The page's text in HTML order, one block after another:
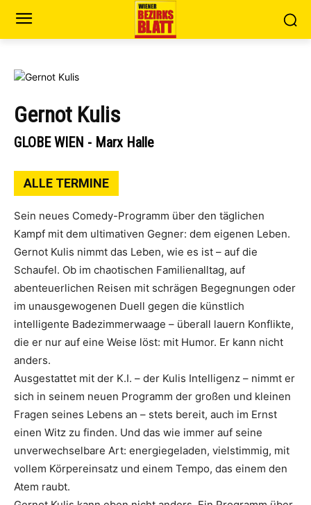
Gernot Kulis
GLOBE WIEN - Marx Halle
ALLE TERMINE
Sein neues Comedy-Programm über den täglichen
Kampf mit dem ultimativen Gegner: dem eigenen Leben.
Gernot Kulis nimmt das Leben, wie es ist – auf die
Schaufel. Ob im chaotischen Familienalltag, auf
abenteuerlichen Reisen mit schrägen Begegnungen oder
im unausgewogenen Duell gegen die künstlich
intelligente Badezimmerwaage – überall lauern Konflikte,
die er nur auf eine Weise löst: mit Humor. Er kann nicht
anders.
Ausgestattet mit der K.I. – der Kulis Intelligenz – nimmt er
sich in seinem neuen Programm der großen und kleinen
Fragen seines Lebens an – stets bereit, auch im Ernst
einen Witz zu finden. Und das wie immer auf seine
unverwechselbare Art: energiegeladen, vielstimmig, mit
vollem Körpereinsatz und einem Tempo, das einem den
Atem raubt.